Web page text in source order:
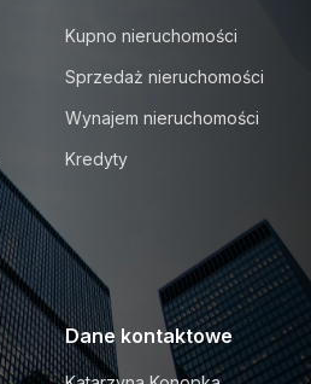
Kupno nieruchomości
Sprzedaż nieruchomości
Wynajem nieruchomości
Kredyty
Dane kontaktowe